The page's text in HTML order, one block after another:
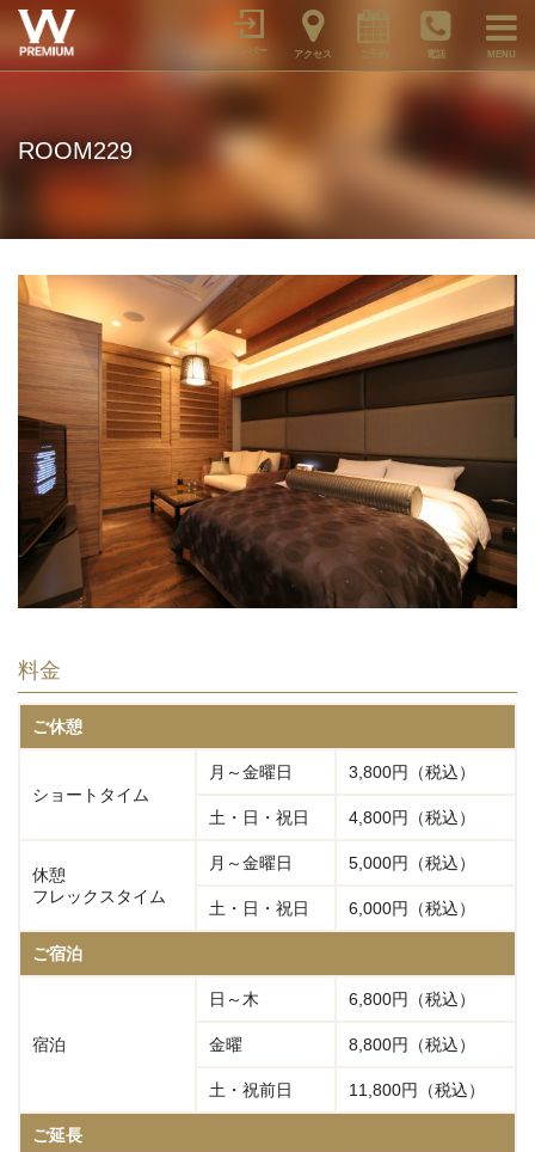
メンバー アクセス 電話 MENU
ROOM229
料金
ご休憩
ショートタイム
月～金曜日 3,800円（税込）
土・日・祝日 4,800円（税込）
休憩
フレックスタイム
月～金曜日 5,000円（税込）
土・日・祝日 6,000円（税込）
ご宿泊
宿泊
日～木 6,800円（税込）
金曜 8,800円（税込）
土・祝前日 11,800円（税込）
ご延長